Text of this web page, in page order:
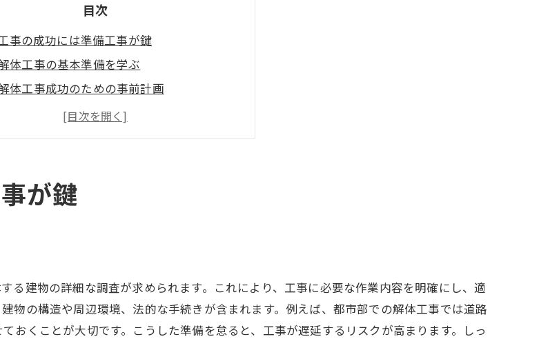
目次
事の成功には準備工事が鍵
体工事の基本準備を学ぶ
体工事成功のための事前計画
準備工事で解体の効率を向上
体工事前の必須チェック項目
体工事における効果的な準備
ズな解体工事のための準備法
体工事の効率を上げる準備策
解体工事前の安全対策の徹底
体工事の計画で考慮すべき点
が鍵
る建物の詳細な調査が求められます。これにより、工事に必要な作業内容を明確にし、適
物の構造や周辺環境、法的な手続きが含まれます。例えば、都市部での解体工事では道路
おくことが大切です。こうした準備を怠ると、工事が遅延するリスクが高まります。しっ